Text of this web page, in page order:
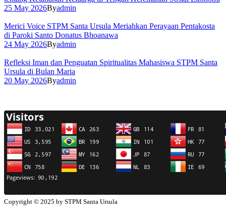
25 May 2026Byadmin
Merici Voice STPM Santa Ursula Meriahkan Perayaan Pentakosta
di Paroki Santo Donatus Bhoanawa
24 May 2026Byadmin
Refleksi Iman dan Penguatan Spiritualitas Mahasiswa STPM Santa
Ursula di Bulan Maria
20 May 2026Byadmin
Copyright © 2025 by STPM Santa Ursula